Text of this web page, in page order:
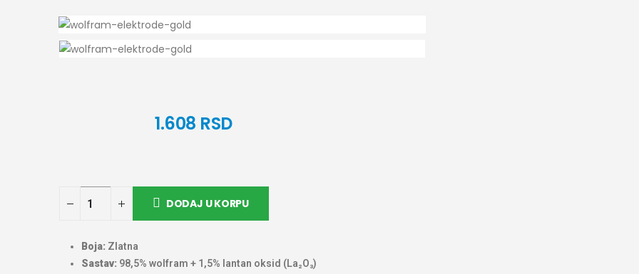
1.608 RSD
DODAJ U KORPU
Boja: Zlatna
Sastav: 98,5% wolfram + 1,5% lantan oksid (La₂O₃)